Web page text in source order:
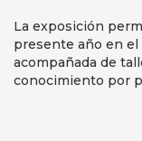
La exposición
presente año en el
acompañada de
conocimiento por